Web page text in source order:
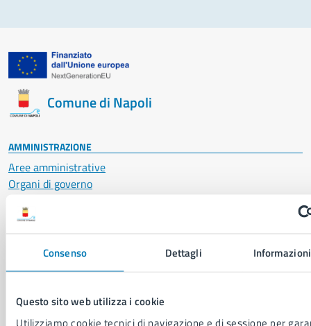
Consenso Dettagli
Questo sito web utilizza i cookie
Utilizziamo cookie tecnici di navigazione e di sessione per
Comune di Napoli
AMMINISTRAZIONE
Aree amministrative
Organi di governo
Uffici
Personale amministrativo
Intranet, posta aziendale e protocollo